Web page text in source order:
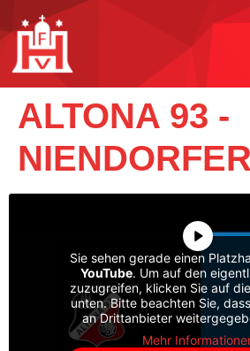
ALTONA 93 -
Sie sehen gerade einen
YouTube. Um auf den
zuzugreifen, klicken Sie auf
unten. Bitte beachten Sie,
an Drittanbieter
Mehr